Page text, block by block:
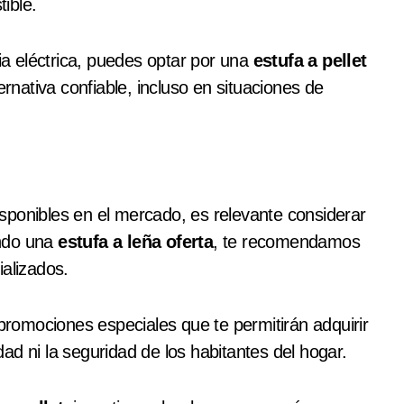
eléctrica, puedes optar por una estufa a pellet
confiable, incluso en situaciones de
en el mercado, es relevante considerar
unaestufa a leña oferta, te recomendamos
especiales que te permitirán adquirir
ni la seguridad de los habitantes del hogar.